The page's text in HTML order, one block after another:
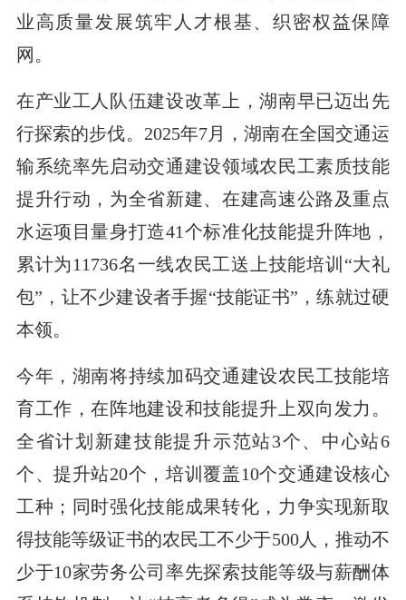
业高质量发展筑牢人才根基、织密权益保障
网。
在产业工人队伍建设改革上，湖南早已迈出先
行探索的步伐。2025年7月，湖南在全国交通运
输系统率先启动交通建设领域农民工素质技能
提升行动，为全省新建、在建高速公路及重点
水运项目量身打造41个标准化技能提升阵地，
累计为11736名一线农民工送上技能培训“大礼
包”，让不少建设者手握“技能证书”，练就过硬
本领。
今年，湖南将持续加码交通建设农民工技能培
育工作，在阵地建设和技能提升上双向发力。
全省计划新建技能提升示范站3个、中心站6
个、提升站20个，培训覆盖10个交通建设核心
工种；同时强化技能成果转化，力争实现新取
得技能等级证书的农民工不少于500人，推动不
少于10家劳务公司率先探索技能等级与薪酬体